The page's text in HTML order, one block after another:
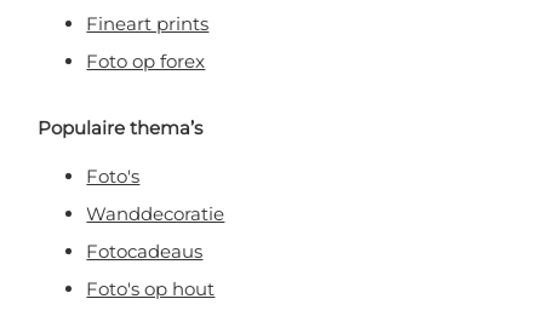
Fineart prints
Foto op forex
Populaire thema’s
Foto's
Wanddecoratie
Fotocadeaus
Foto's op hout